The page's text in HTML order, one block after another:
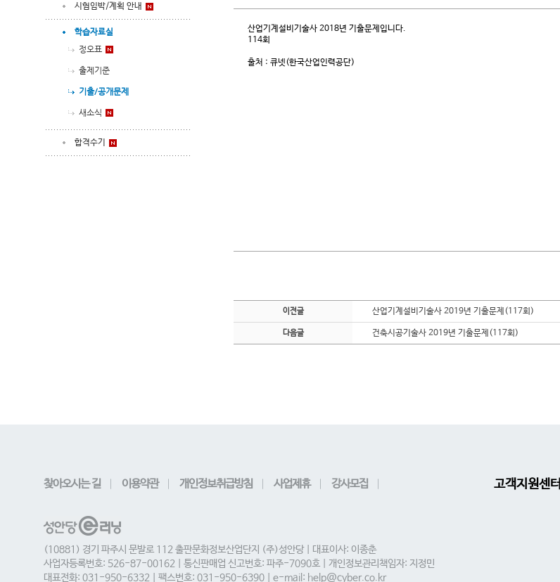
시험임박/계획 안내
학습자료실
정오표
출제기준
기출/공개문제
새소식
합격수기
산업기계설비기술사 2018년 기출문제입니다.
114회
출처 : 큐넷(한국산업인력공단)
이전글 산업기계설비기술사 2019년 기출문제(117회)
다음글 건축시공기술사 2019년 기출문제(117회)
찾아오시는 길 이용약관 개인정보취급방침 사업제휴 강사모집
(10881) 경기 파주시 문발로 112 출판문화정보산업단지 (주)성안당 | 대표이사: 이종춘
사업자등록번호: 526-87-00162 | 통신판매업 신고번호: 파주-7090호 | 개인정보관리책임자: 지정민
대표전화: 031-950-6332 | 팩스번호: 031-950-6390 | e-mail: help@cyber.co.kr
고객지원센터